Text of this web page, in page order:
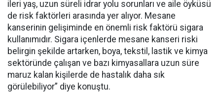
ileri yaş, uzun süreli idrar yolu sorunları ve aile öyküsü
de risk faktörleri arasında yer alıyor. Mesane
kanserinin gelişiminde en önemli risk faktörü sigara
kullanımıdır. Sigara içenlerde mesane kanseri riski
belirgin şekilde artarken, boya, tekstil, lastik ve kimya
sektöründe çalışan ve bazı kimyasallara uzun süre
maruz kalan kişilerde de hastalık daha sık
görülebiliyor” diye konuştu.